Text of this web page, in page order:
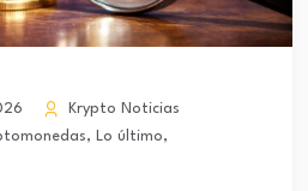
Krypto Noticias
, Lo último,